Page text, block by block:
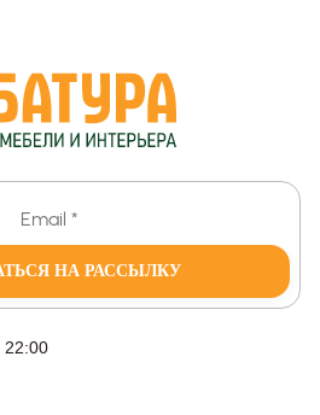
НА РАССЫЛКУ